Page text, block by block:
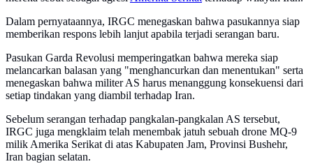
Dalam pernyataannya, IRGC menegaskan bahwa pasukannya siap
memberikan respons lebih lanjut apabila terjadi serangan baru.
Pasukan Garda Revolusi memperingatkan bahwa mereka siap
melancarkan balasan yang "menghancurkan dan menentukan" serta
menegaskan bahwa militer AS harus menanggung konsekuensi dari
setiap tindakan yang diambil terhadap Iran.
Sebelum serangan terhadap pangkalan-pangkalan AS tersebut,
IRGC juga mengklaim telah menembak jatuh sebuah drone MQ-9
milik Amerika Serikat di atas Kabupaten Jam, Provinsi Bushehr,
Iran bagian selatan.